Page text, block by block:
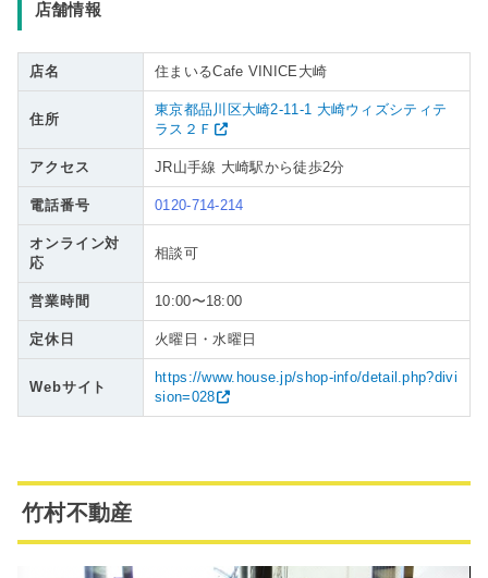
店舗情報
店名 住まいるCafe VINICE大崎
住所
東京都品川区大崎2-11-1 大崎ウィズシティテ
ラス２Ｆ
アクセス JR山手線 大崎駅から徒歩2分
電話番号 0120-714-214
オンライン対
応
相談可
営業時間 10:00〜18:00
定休日 火曜日・水曜日
Webサイト
https://www.house.jp/shop-info/detail.php?divi
sion=028
竹村不動産